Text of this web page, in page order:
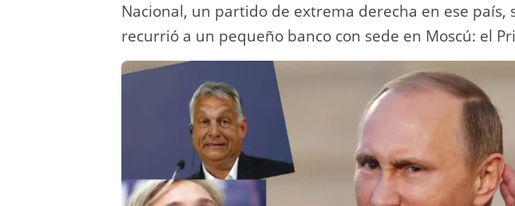
Nacional, un partido de extrema derecha en ese país,
recurrió a un pequeño banco con sede en Moscú: el